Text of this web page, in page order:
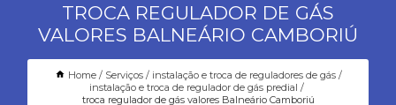
TROCA REGULADOR DE GÁS
VALORES BALNEÁRIO CAMBORIÚ
Home Serviços
instalação e troca de reguladores de gás
instalação e troca de regulador de gás predial
troca regulador de gás valores Balneário Camboriú